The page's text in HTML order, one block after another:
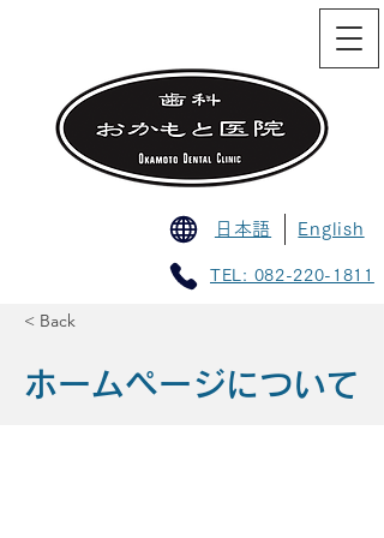
TEL: 082-220-1811
日本語 English
< Back
ホームページについて